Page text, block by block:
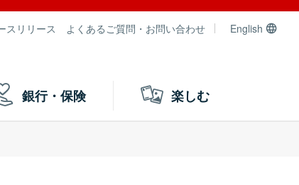
スリリース よくあるご質問・お問い合わせ English
銀行・保険 楽しむ